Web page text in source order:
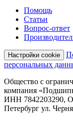
Помощь
Статьи
Вопрос-ответ
Настройки cookie
персональных
Общество с
компания
ИНН 7842203290,
Петербург ул.